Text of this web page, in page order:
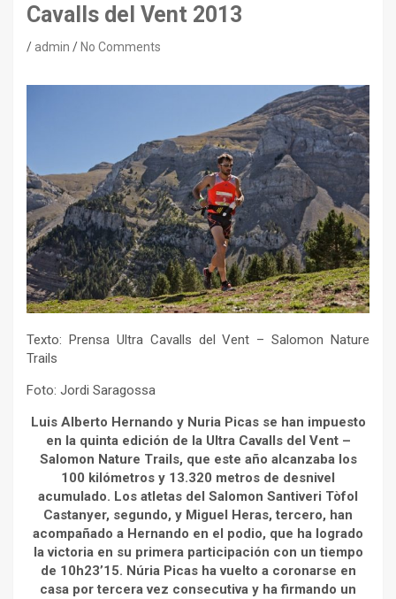
Cavalls del Vent 2013
admin No Comments
Texto: Prensa Ultra Cavalls del Vent – Salomon Nature
Trails
Foto: Jordi Saragossa
Luis Alberto Hernando y Nuria Picas se han impuesto
en la quinta edición de la Ultra Cavalls del Vent –
Salomon Nature Trails, que este año alcanzaba los
100 kilómetros y 13.320 metros de desnivel
acumulado. Los atletas del Salomon Santiveri Tòfol
Castanyer, segundo, y Miguel Heras, tercero, han
acompañado a Hernando en el podio, que ha logrado
la victoria en su primera participación con un tiempo
de 10h23’15. Núria Picas ha vuelto a coronarse en
casa por tercera vez consecutiva y ha firmando un